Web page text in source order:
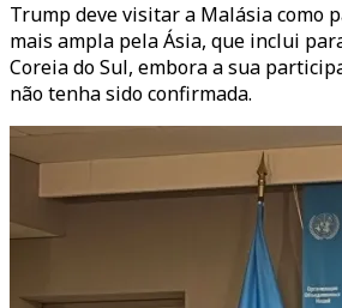
Trump deve visitar a Malásia como
mais ampla pela Ásia, que inclui
Coreia do Sul, embora a sua
não tenha sido confirmada.